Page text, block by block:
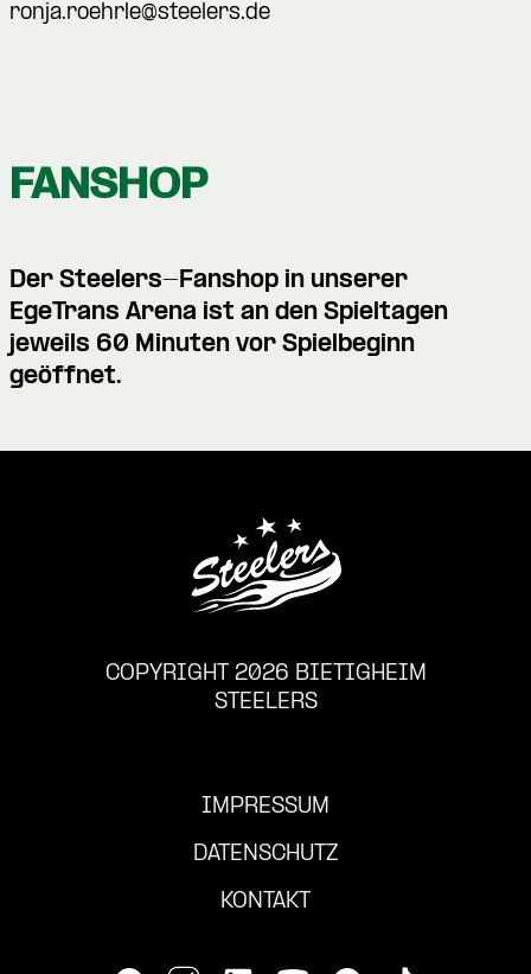
ronja.roehrle@steelers.de
FANSHOP
Der Steelers-Fanshop in unserer
EgeTrans Arena ist an den Spieltagen
jeweils 60 Minuten vor Spielbeginn
geöffnet.
COPYRIGHT 2026 BIETIGHEIM
STEELERS
IMPRESSUM
DATENSCHUTZ
KONTAKT